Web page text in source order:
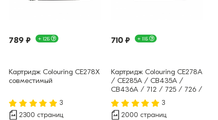
789 ₽ + 12Б
Картридж Colouring CE278X
совместимый
3
2300 страниц
710 ₽ + 11Б
Картридж Colouring CE278A
/ CE285A / CB435A /
CB436A / 712 / 725 / 726 /
728 (№78A 85A 35A 36A)
совместимый
3
2000 страниц